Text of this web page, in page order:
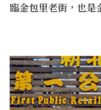
臨金包里老街，也是